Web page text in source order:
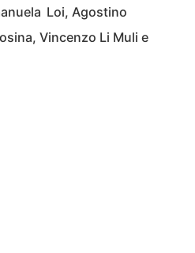
Loi, Agostino
Vincenzo Li Muli e